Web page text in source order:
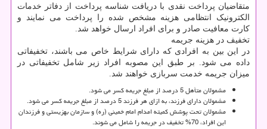
متقاضیان پرداخت نقدی با دریافت شناسه پرداخت از دفاتر خدمات
الکترونیک انتظامی هزینه مشخص شده را پرداخت می نمایند و
کارت معافیت صادر و برای افراد ارسال خواهد شد.
تخفیف در هزینه جریمه
در این بین به افرادی که دارای شرایط خاص می باشند، تخفیفاتی
داده می شود. بر طبق این مصوبه افراد زیر شامل تخفیفاتی در
میزان جریمه خدمت سربازی خواهند شد.
مشمولان متأهل 5 درصد از مبلغ جریمه کسر می شود.
مشمولان دارای فرزند، به ازای هر فرزند 5 درصد از مبلغ جریمه کسر می شود.
مشمولان تحت پوشش کمیته امدام امام خمینی (ره) و سازمان بهزیستی و فرزندان
این افراد، 70% تخفیف در جریمه را شامل می شوند.